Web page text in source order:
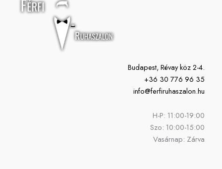
Budapest, Révay köz 2-4.
+36 30 776 96 35
info@ferfiruhaszalon.hu
H-P: 11:00-19:00
Szo: 10:00-15:00
Vasárnap: Zárva